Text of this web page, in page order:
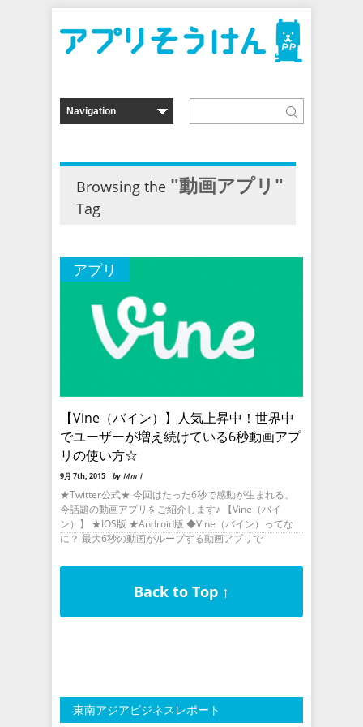
Browsing the "動画アプリ"
Tag
アプリ
【Vine（バイン）】人気上昇中！世界中
でユーザーが増え続けている6秒動画アプ
リの使い方☆
9月 7th, 2015 | by Ｍｍｉ
★Twitter公式★ 今回はたった6秒で感動が生まれる、
今話題の動画アプリをご紹介します♪ 【Vine（バイ
ン）】 ★IOS版 ★Android版 ◆Vine（バイン）ってな
に？ 最大6秒の動画がループする動画アプリで
Back to Top ↑
東南アジアビジネスレポート